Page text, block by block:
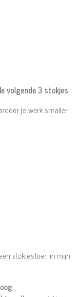
volgende 3 stokjes
je werk smaller
stokjestoer, in mijn